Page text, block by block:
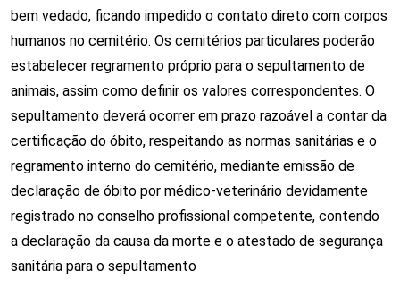
bem vedado, ficando impedido o contato direto com corpos
humanos no cemitério. Os cemitérios particulares poderão
estabelecer regramento próprio para o sepultamento de
animais, assim como definir os valores correspondentes. O
sepultamento deverá ocorrer em prazo razoável a contar da
certificação do óbito, respeitando as normas sanitárias e o
regramento interno do cemitério, mediante emissão de
declaração de óbito por médico-veterinário devidamente
registrado no conselho profissional competente, contendo
a declaração da causa da morte e o atestado de segurança
sanitária para o sepultamento